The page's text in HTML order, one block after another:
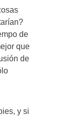
de
que
de
y si